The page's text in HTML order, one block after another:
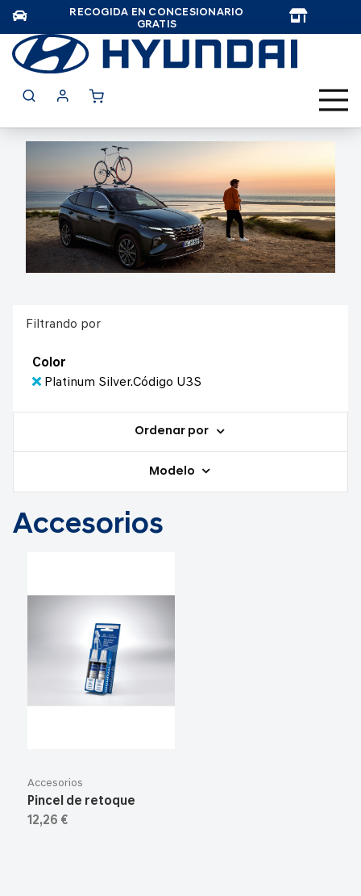
RECOGIDA EN CONCESIONARIO
GRATIS
Filtrando por
Color
Platinum Silver.Código U3S
Ordenar por
Modelo
Accesorios
Accesorios
Pincel de retoque
12,26 €